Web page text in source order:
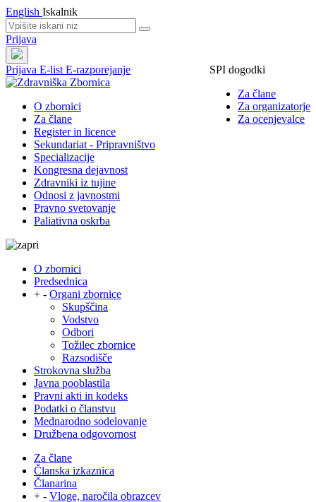
English Iskalnik
Prijava
Prijava
SPI dogodki
Za člane
Za organizatorje
Za ocenjevalce
E-list E-razporejanje
O zbornici
Za člane
Register in licence
Sekundariat - Pripravništvo
Specializacije
Kongresna dejavnost
Zdravniki iz tujine
Odnosi z javnostmi
Pravno svetovanje
Paliativna oskrba
O zbornici
Predsednica
+ - Organi zbornice
Skupščina
Vodstvo
Odbori
Tožilec zbornice
Razsodišče
Strokovna služba
Javna pooblastila
Pravni akti in kodeks
Podatki o članstvu
Mednarodno sodelovanje
Družbena odgovornost
Za člane
Članska izkaznica
Članarina
+ - Vloge, naročila obrazcev